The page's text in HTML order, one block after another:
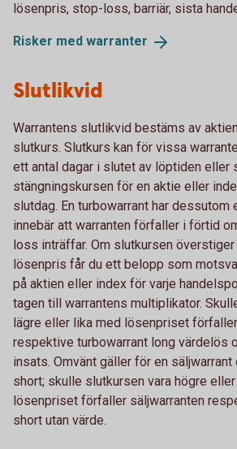
lösenpris, stop-loss, barriär, sista
Risker med warranter
Slutlikvid
Warrantens slutlikvid bestäms av
slutkurs. Slutkurs kan för vissa
ett antal dagar i slutet av löptiden eller
stängningskursen för en aktie eller
slutdag. En turbowarrant har
innebär att warranten förfaller i förtid
loss inträffar. Om slutkursen
lösenpris får du ett belopp som
på aktien eller index för varje
tagen till warrantens multiplikator.
lägre eller lika med lösenpriset
respektive turbowarrant long värdelös
insats. Omvänt gäller för en säljwarrant
short; skulle slutkursen vara högre
lösenpriset förfaller säljwarranten
short utan värde.